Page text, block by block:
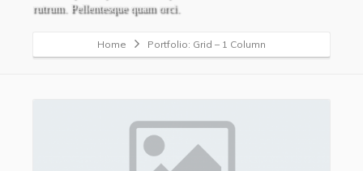
rutrum. Pellentesque quam orci.
Home Portfolio: Grid – 1 Column